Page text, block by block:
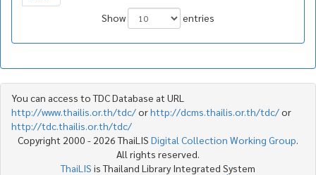
Show
entries
You can access to TDC Database at URL
http://www.thailis.or.th/tdc/orhttp://dcms.thailis.or.th/tdc/or
http://tdc.thailis.or.th/tdc/
Copyright 2000 - 2026 ThaiLIS Digital Collection Working Group.
All rights reserved.
ThaiLIS is Thailand Library Integrated System